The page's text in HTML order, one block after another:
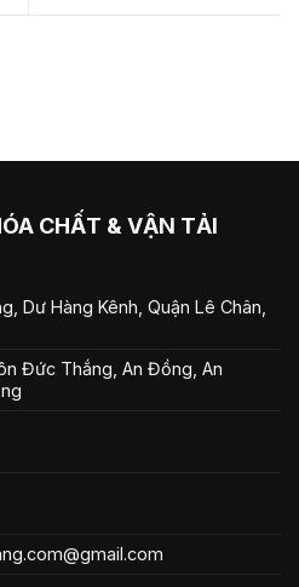
CHẤT & VẬN TẢI
Dư Hàng Kênh, Quận Lê Chân,
Đức Thắng, An Đồng, An